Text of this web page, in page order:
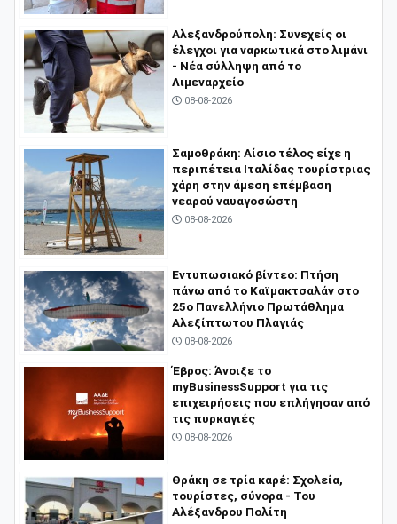
Αλεξανδρούπολη: Συνεχείς οι
έλεγχοι για ναρκωτικά στο λιμάνι
- Νέα σύλληψη από το
Λιμεναρχείο
08-08-2026
Σαμοθράκη: Αίσιο τέλος είχε η
περιπέτεια Ιταλίδας τουρίστριας
χάρη στην άμεση επέμβαση
νεαρού ναυαγοσώστη
08-08-2026
​Εντυπωσιακό βίντεο: Πτήση
πάνω από το Καϊμακτσαλάν στο
25ο Πανελλήνιο Πρωτάθλημα
Αλεξίπτωτου Πλαγιάς
08-08-2026
Έβρος: Άνοιξε το
myBusinessSupport για τις
επιχειρήσεις που επλήγησαν από
τις πυρκαγιές
08-08-2026
Θράκη σε τρία καρέ: Σχολεία,
τουρίστες, σύνορα - Του
Αλέξανδρου Πολίτη